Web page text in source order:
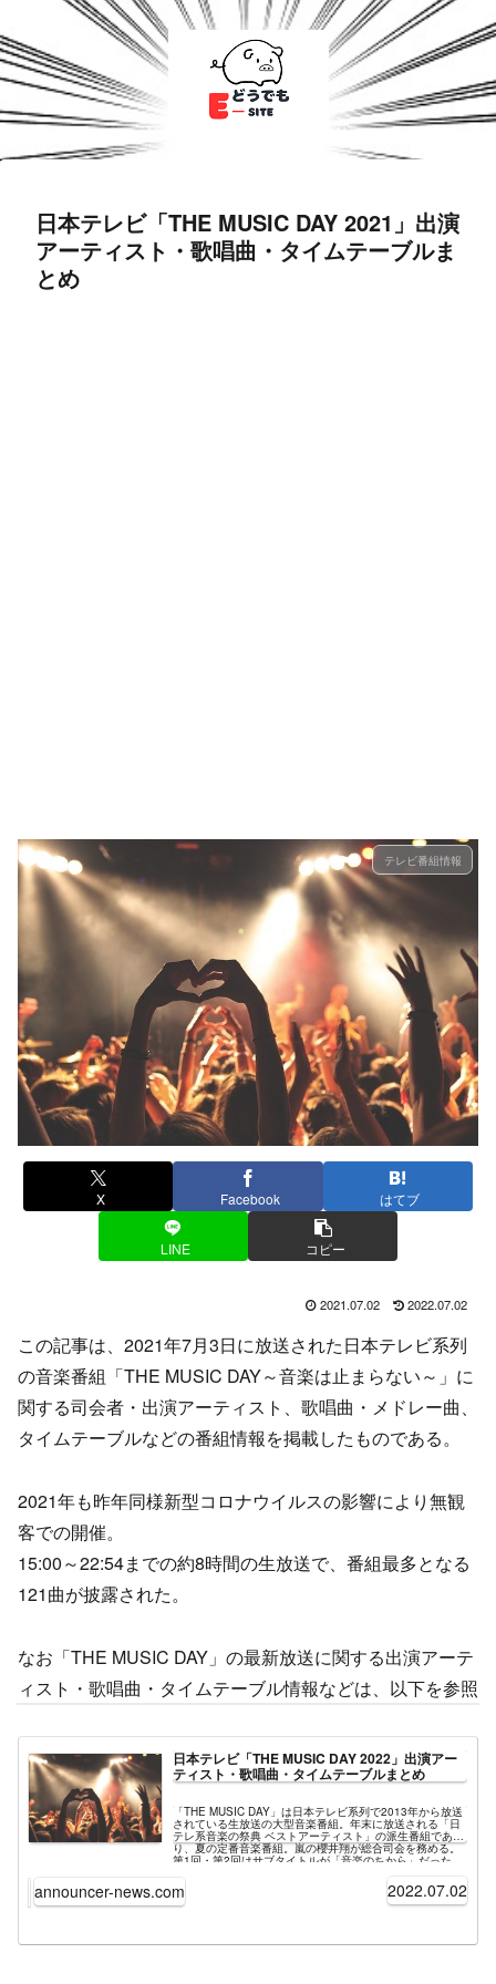
日本テレビ「THE MUSIC DAY 2021」出演
アーティスト・歌唱曲・タイムテーブルま
とめ
テレビ番組情報
X Facebook はてブ
LINE コピー
2021.07.02 2022.07.02
この記事は、2021年7月3日に放送された日本テレビ系列
の音楽番組「THE MUSIC DAY～音楽は止まらない～」に
関する司会者・出演アーティスト、歌唱曲・メドレー曲、
タイムテーブルなどの番組情報を掲載したものである。
2021年も昨年同様新型コロナウイルスの影響により無観
客での開催。
15:00～22:54までの約8時間の生放送で、番組最多となる
121曲が披露された。
なお「THE MUSIC DAY」の最新放送に関する出演アーテ
ィスト・歌唱曲・タイムテーブル情報などは、以下を参照
日本テレビ「THE MUSIC DAY 2022」出演アー
ティスト・歌唱曲・タイムテーブルまとめ
「THE MUSIC DAY」は日本テレビ系列で2013年から放送
されている生放送の大型音楽番組。年末に放送される「日
テレ系音楽の祭典 ベストアーティスト」の派生番組であ
り、夏の定番音楽番組。嵐の櫻井翔が総合司会を務める。
第1回・第2回はサブタイトルが「音楽のちから」だった
最新放送回は2022年7月2日「THE MUSIC DAY 2022」。
コンセプトは「もう一度、音楽で世代を超えてつながりた
い」。15:00～22:54までの約8時間の生放送で、3年ぶり
ナ・水卜麻美と恒例のメンバーが起用されている。
announcer-news.com 2022.07.02